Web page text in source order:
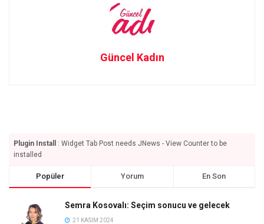
Güncel Kadın
Plugin Install
: Widget Tab Post needs JNews - View Counter to be
installed
Popüler Yorum En Son
Semra Kosovalı: Seçim sonucu ve gelecek
21 KASIM 2024